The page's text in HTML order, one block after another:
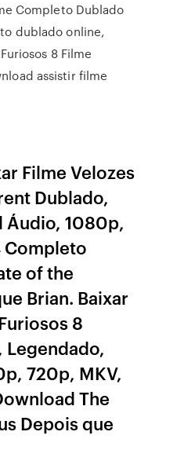
Completo Dublado
dublado online,
8 Filme
assistir filme
Filme Velozes
Dublado,
Áudio, 1080p,
Completo
of the
Brian. Baixar
8
Legendado,
720p, MKV,
The
Depois que